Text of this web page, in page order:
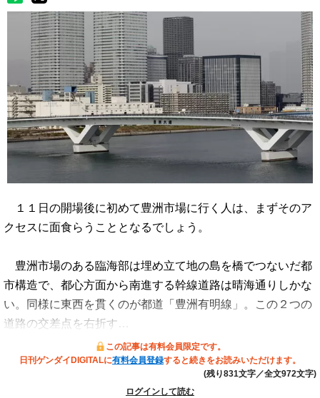
１１日の開場後に初めて豊洲市場に行く人は、まずそのア
クセスに面食らうこととなるでしょう。
豊洲市場のある臨海部は埋め立て地の島を橋でつないだ都
市構造で、都心方面から南進する幹線道路は晴海通りしかな
い。同様に東西を貫くのが都道「豊洲有明線」。この２つの
道路の交差点を右折す…
この記事は有料会員限定です。
日刊ゲンダイDIGITALに有料会員登録すると続きをお読みいただけます。
(残り831文字／全文972文字)
ログインして読む